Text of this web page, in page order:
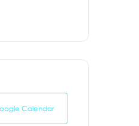
Calendar